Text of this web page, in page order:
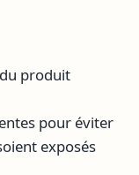
produit
pour éviter
exposés